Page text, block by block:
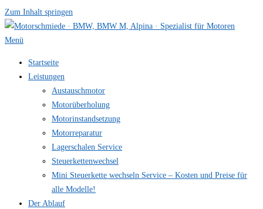
Zum Inhalt springen
Menü
Startseite
Leistungen
Austauschmotor
Motorüberholung
Motorinstandsetzung
Motorreparatur
Lagerschalen Service
Steuerkettenwechsel
Mini Steuer­kette wechseln Service – Kosten und Preise für
alle Modelle!
Der Ablauf